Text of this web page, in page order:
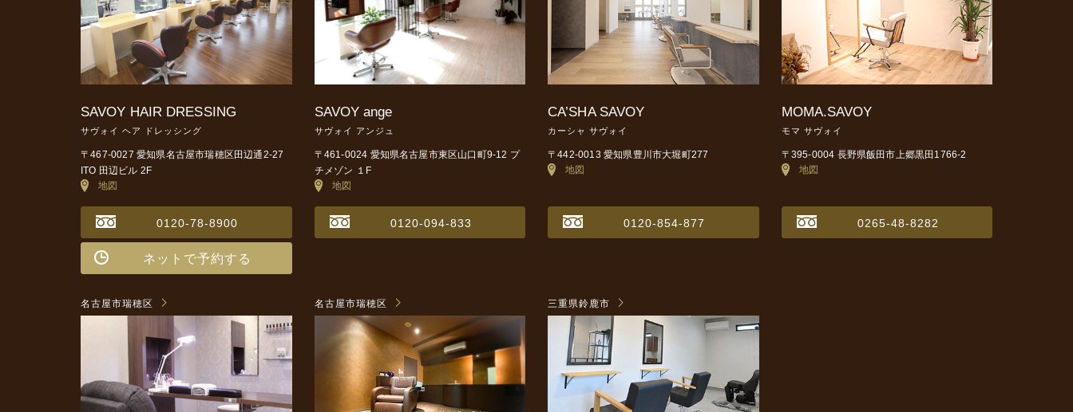
SAVOY HAIR DRESSING
サヴォイ ヘア ドレッシング
〒467-0027 愛知県名古屋市瑞穂区田辺通2-27
ITO 田辺ビル 2F
地図
0120-78-8900
ネットで予約する
SAVOY ange
サヴォイ アンジュ
〒461-0024 愛知県名古屋市東区山口町9-12 プ
チメゾン １F
地図
0120-094-833
CA’SHA SAVOY
カーシャ サヴォイ
〒442-0013 愛知県豊川市大堀町277
地図
0120-854-877
MOMA.SAVOY
モマ サヴォイ
〒395-0004 長野県飯田市上郷黒田1766-2
地図
0265-48-8282
名古屋市瑞穂区 名古屋市瑞穂区 三重県鈴鹿市